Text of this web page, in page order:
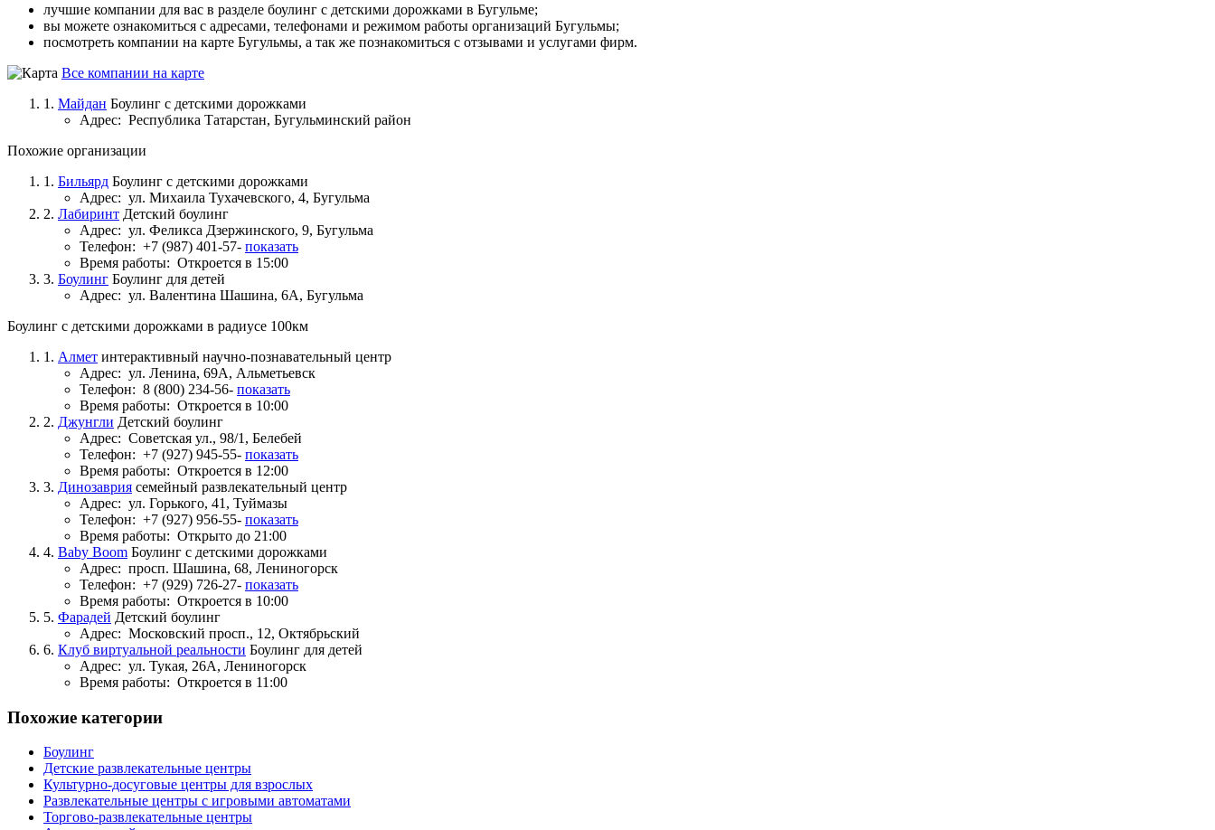
лучшие компании для вас в разделе боулинг с детскими дорожками в Бугульме;
вы можете ознакомиться с адресами, телефонами и режимом работы организаций Бугульмы;
посмотреть компании на карте Бугульмы, а так же познакомиться с отзывами и услугами фирм.
Все компании на карте
1. Майдан Боулинг с детскими дорожками
Адрес: Республика Татарстан, Бугульминский район
Похожие организации
1. Бильярд Боулинг с детскими дорожками
Адрес: ул. Михаила Тухачевского, 4, Бугульма
2. Лабиринт Детский боулинг
Адрес: ул. Феликса Дзержинского, 9, Бугульма
Телефон: +7 (987) 401-57- показать
Время работы: Откроется в 15:00
3. Боулинг Боулинг для детей
Адрес: ул. Валентина Шашина, 6А, Бугульма
Боулинг с детскими дорожками в радиусе 100км
1. Алмет интерактивный научно-познавательный центр
Адрес: ул. Ленина, 69А, Альметьевск
Телефон: 8 (800) 234-56- показать
Время работы: Откроется в 10:00
2. Джунгли Детский боулинг
Адрес: Советская ул., 98/1, Белебей
Телефон: +7 (927) 945-55- показать
Время работы: Откроется в 12:00
3. Динозаврия семейный развлекательный центр
Адрес: ул. Горького, 41, Туймазы
Телефон: +7 (927) 956-55- показать
Время работы: Открыто до 21:00
4. Baby Boom Боулинг с детскими дорожками
Адрес: просп. Шашина, 68, Лениногорск
Телефон: +7 (929) 726-27- показать
Время работы: Откроется в 10:00
5. Фарадей Детский боулинг
Адрес: Московский просп., 12, Октябрьский
6. Клуб виртуальной реальности Боулинг для детей
Адрес: ул. Тукая, 26А, Лениногорск
Время работы: Откроется в 11:00
Похожие категории
Боулинг
Детские развлекательные центры
Культурно-досуговые центры для взрослых
Развлекательные центры с игровыми автоматами
Торгово-развлекательные центры